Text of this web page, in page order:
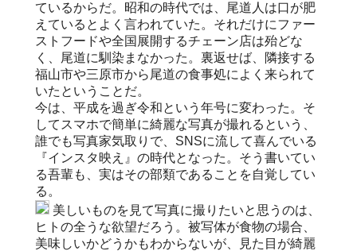
ているからだ。昭和の時代では、尾道人は口が肥
えているとよく言われていた。それだけにファー
ストフードや全国展開するチェーン店は殆どな
く、尾道に馴染まなかった。裏返せば、隣接する
福山市や三原市から尾道の食事処によく来られて
いたということだ。
今は、平成を過ぎ令和という年号に変わった。そ
してスマホで簡単に綺麗な写真が撮れるという、
誰でも写真家気取りで、SNSに流して喜んでいる
『インスタ映え』の時代となった。そう書いてい
る吾輩も、実はその部類であることを自覚してい
る。
美しいものを見て写真に撮りたいと思うのは、
ヒトの全うな欲望だろう。被写体が食物の場合、
美味しいかどうかもわからないが、見た目が綺麗